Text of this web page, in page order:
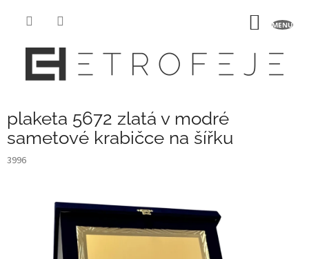
plaketa 5672 zlatá v modré
sametové krabičce na šířku
3996